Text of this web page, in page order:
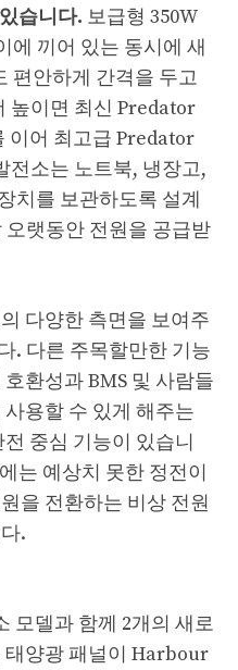
습니다. 보급형 350W
에 끼어 있는 동시에 새
편안하게 간격을 두고
높이면 최신 Predator
이어 최고급 Predator
전소는 노트북, 냉장고,
치를 보관하도록 설계
랫동안 전원을 공급받
다양한 측면을 보여주
. 다른 주목할만한 기능
환성과 BMS 및 사람들
용할 수 있게 해주는
중심 기능이 있습니
는 예상치 못한 정전이
을 전환하는 비상 전원
.
모델과 함께 2개의 새로
양광 패널이 Harbour